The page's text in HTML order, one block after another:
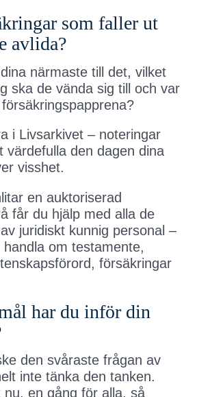
som faller ut
avlida?
närmaste till det, vilket
ska de vända sig till och var
i Livsarkivet – noteringar
värdefulla den dagen dina
visshet.
en auktoriserad
får du hjälp med alla de
juridiskt kunnig personal –
om testamente,
försäkringar
har du inför din
den svåraste frågan av
inte tänka den tanken.
nu, en gång för alla, så